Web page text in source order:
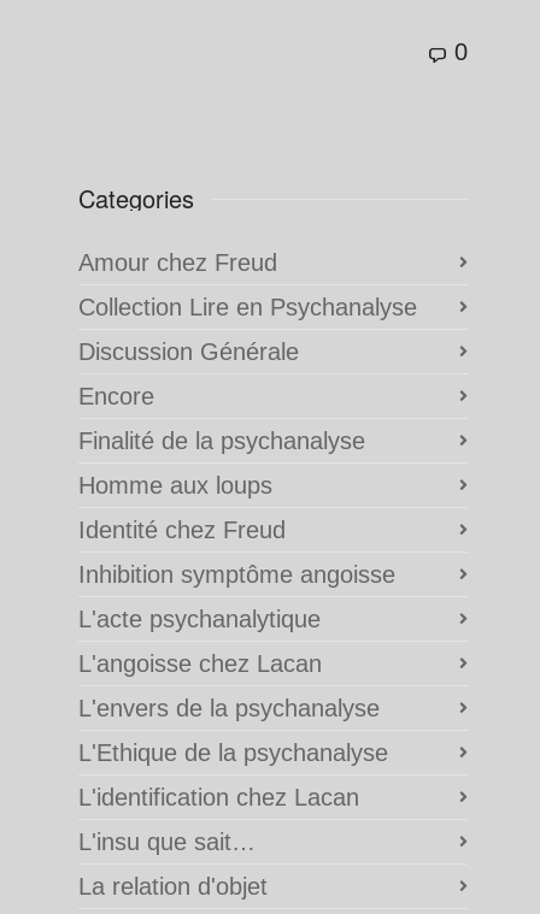
0
Categories
Amour chez Freud
Collection Lire en Psychanalyse
Discussion Générale
Encore
Finalité de la psychanalyse
Homme aux loups
Identité chez Freud
Inhibition symptôme angoisse
L'acte psychanalytique
L'angoisse chez Lacan
L'envers de la psychanalyse
L'Ethique de la psychanalyse
L'identification chez Lacan
L'insu que sait…
La relation d'objet